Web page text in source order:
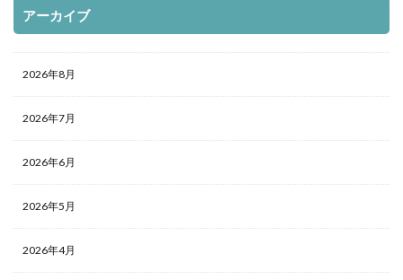
アーカイブ
2026年8月
2026年7月
2026年6月
2026年5月
2026年4月